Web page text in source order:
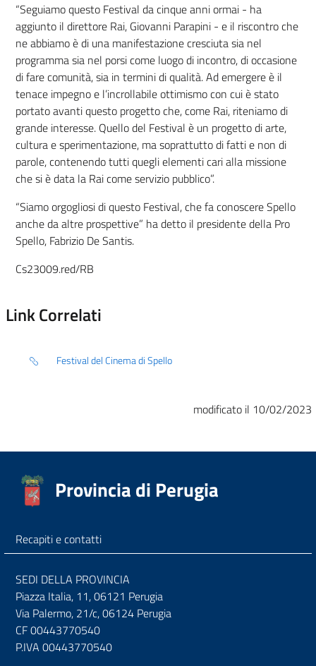
“Seguiamo questo Festival da cinque anni ormai - ha
aggiunto il direttore Rai, Giovanni Parapini - e il riscontro che
ne abbiamo è di una manifestazione cresciuta sia nel
programma sia nel porsi come luogo di incontro, di occasione
di fare comunità, sia in termini di qualità. Ad emergere è il
tenace impegno e l’incrollabile ottimismo con cui è stato
portato avanti questo progetto che, come Rai, riteniamo di
grande interesse. Quello del Festival è un progetto di arte,
cultura e sperimentazione, ma soprattutto di fatti e non di
parole, contenendo tutti quegli elementi cari alla missione
che si è data la Rai come servizio pubblico”.
“Siamo orgogliosi di questo Festival, che fa conoscere Spello
anche da altre prospettive” ha detto il presidente della Pro
Spello, Fabrizio De Santis.
Cs23009.red/RB
Link Correlati
Festival del Cinema di Spello
modificato il 10/02/2023
Provincia di Perugia
Recapiti e contatti
SEDI DELLA PROVINCIA
Piazza Italia, 11, 06121 Perugia
Via Palermo, 21/c, 06124 Perugia
CF 00443770540
P.IVA 00443770540